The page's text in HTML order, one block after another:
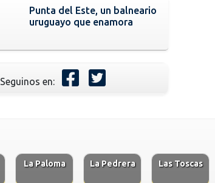
Punta del Este, un balneario
uruguayo que enamora
Seguinos en:
La Paloma La Pedrera Las Toscas